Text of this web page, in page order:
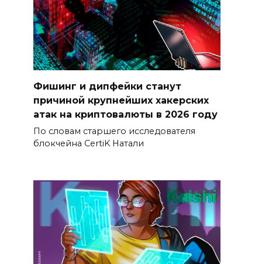
Фишинг и дипфейки станут
причиной крупнейших хакерских
атак на криптовалюты в 2026 году
По словам старшего исследователя
блокчейна CertiK Натали